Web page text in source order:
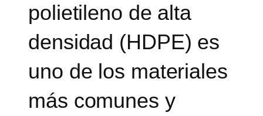
polietileno de alta
densidad (HDPE) es
uno de los materiales
más comunes y